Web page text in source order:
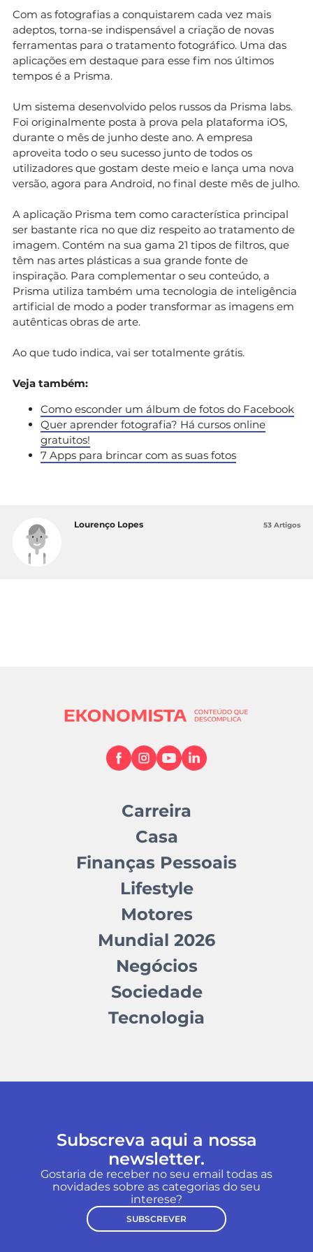
Com as fotografias a conquistarem cada vez mais
adeptos, torna-se indispensável a criação de novas
ferramentas para o tratamento fotográfico. Uma das
aplicações em destaque para esse fim nos últimos
tempos é a Prisma.
Um sistema desenvolvido pelos russos da Prisma labs.
Foi originalmente posta à prova pela plataforma iOS,
durante o mês de junho deste ano. A empresa
aproveita todo o seu sucesso junto de todos os
utilizadores que gostam deste meio e lança uma nova
versão, agora para Android, no final deste mês de julho.
A aplicação Prisma tem como característica principal
ser bastante rica no que diz respeito ao tratamento de
imagem. Contém na sua gama 21 tipos de filtros, que
têm nas artes plásticas a sua grande fonte de
inspiração. Para complementar o seu conteúdo, a
Prisma utiliza também uma tecnologia de inteligência
artificial de modo a poder transformar as imagens em
autênticas obras de arte.
Ao que tudo indica, vai ser totalmente grátis.
Veja também:
Como esconder um álbum de fotos do Facebook
Quer aprender fotografia? Há cursos online
gratuitos!
7 Apps para brincar com as suas fotos
Lourenço Lopes 53 Artigos
Carreira
Casa
Finanças Pessoais
Lifestyle
Motores
Mundial 2026
Negócios
Sociedade
Tecnologia
Subscreva aqui a nossa
newsletter.
Gostaria de receber no seu email todas as
novidades sobre as categorias do seu
interese?
SUBSCREVER